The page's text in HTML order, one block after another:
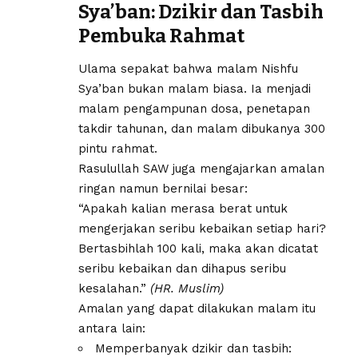
Sya’ban: Dzikir dan Tasbih
Pembuka Rahmat
Ulama sepakat bahwa malam Nishfu
Sya’ban bukan malam biasa. Ia menjadi
malam pengampunan dosa, penetapan
takdir tahunan, dan malam dibukanya 300
pintu rahmat.
Rasulullah SAW juga mengajarkan amalan
ringan namun bernilai besar:
“Apakah kalian merasa berat untuk
mengerjakan seribu kebaikan setiap hari?
Bertasbihlah 100 kali, maka akan dicatat
seribu kebaikan dan dihapus seribu
kesalahan.” (HR. Muslim)
Amalan yang dapat dilakukan malam itu
antara lain:
Memperbanyak dzikir dan tasbih: